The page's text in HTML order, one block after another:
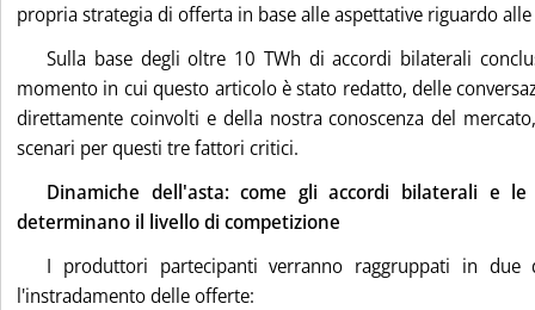
propria strategia di offerta in base alle aspettative riguardo
Sulla base degli oltre 10 TWh di accordi bilaterali
momento in cui questo articolo è stato redatto, delle
direttamente coinvolti e della nostra conoscenza del
scenari per questi tre fattori critici.
Dinamiche dell'asta: come gli accordi bilaterali e
determinano il livello di competizione
I produttori partecipanti verranno raggruppati in due
l'instradamento delle offerte: